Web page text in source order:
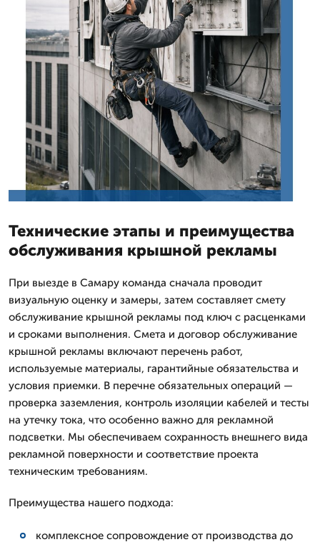
Технические этапы и преимущества
обслуживания крышной рекламы
При выезде в Самару команда сначала проводит
визуальную оценку и замеры, затем составляет смету
обслуживание крышной рекламы под ключ с расценками
и сроками выполнения. Смета и договор обслуживание
крышной рекламы включают перечень работ,
используемые материалы, гарантийные обязательства и
условия приемки. В перечне обязательных операций —
проверка заземления, контроль изоляции кабелей и тесты
на утечку тока, что особенно важно для рекламной
подсветки. Мы обеспечиваем сохранность внешнего вида
рекламной поверхности и соответствие проекта
техническим требованиям.
Преимущества нашего подхода:
комплексное сопровождение от производства до